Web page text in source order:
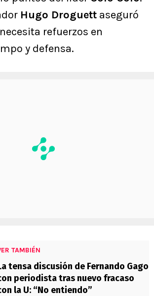
Hugo Droguett aseguró
refuerzos en
y defensa.
TAMBIÉN
tensa discusión de Fernando Gago
periodista tras nuevo fracaso
la U: “No entiendo”